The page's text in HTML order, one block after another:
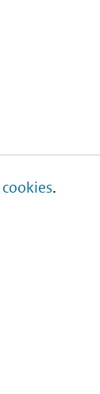
cookies.